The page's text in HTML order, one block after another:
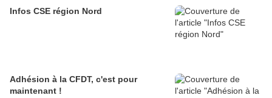
Infos CSE région Nord
Adhésion à la CFDT, c'est pour
maintenant !